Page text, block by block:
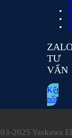
TƯ
VẤN
Kết
nối
Yaskawa